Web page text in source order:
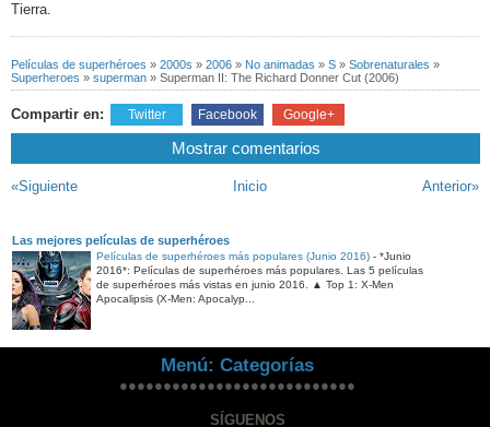
Tierra.
Películas de superhéroes » 2000s » 2006 » No animadas » S » Sobrenaturales »
Superheroes » superman » Superman II: The Richard Donner Cut (2006)
Compartir en: Twitter Facebook Google+
Mostrar comentarios
«Siguiente Anterior»
Inicio
Las mejores películas de superhéroes
Películas de superhéroes más populares (Junio 2016) - *Junio
2016*: Películas de superhéroes más populares. Las 5 películas
de superhéroes más vistas en junio 2016. ▲ Top 1: X-Men
Apocalipsis (X-Men: Apocalyp...
Menú: Categorías
●●●●●●●●●●●●●●●●●●●●●●●●●●●
SÍGUENOS